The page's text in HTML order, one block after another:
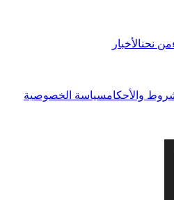
من نحنالأخبار
والأحكامسياسة الخصوصية